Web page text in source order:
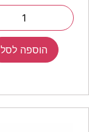
הוספה לסל